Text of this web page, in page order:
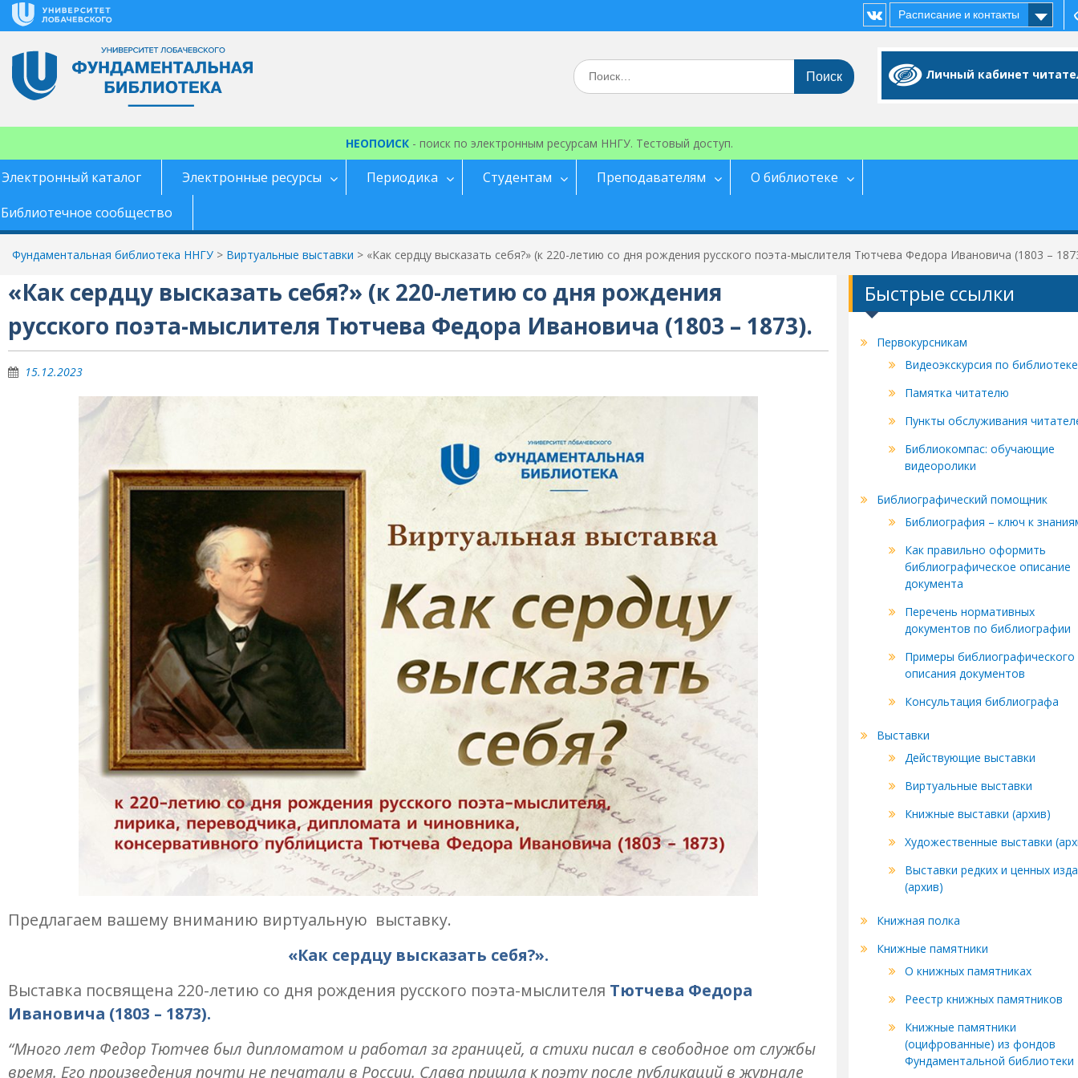
Перейти
Расписание и контакты
Vk
Личный кабинет
Искать:
НЕОПОИСК- поиск по электронным ресурсам ННГУ. Тестовый доступ.
Электронный каталог Электронные ресурсы Периодика Студентам Преподавателям
О библиотеке
Библиотечное сообщество
Фундаментальная библиотека ННГУ > Виртуальные выставки > «Как сердцу высказать себя?» (к 220-летию со дня рождения русского поэта-мыслителя Тютчева Федора Ивановича (1803 –
«Как сердцу высказать себя?» (к 220-летию со дня рождения
русского поэта-мыслителя Тютчева Федора Ивановича (1803 – 1873).
15.12.2023
Предлагаем вашему вниманию виртуальную выставку.
«Как сердцу высказать себя?».
Выставка посвящена 220-летию со дня рождения русского поэта-мыслителя Тютчева Федора
Ивановича (1803 – 1873).
“Много лет Федор Тютчев​ был дипломатом и работал за границей, а стихи​ писал в свободное от службы
время. Его произведения почти не печатали в России. Слава пришла к поэту после публикаций в журнале
Быстрые ссылки
Первокурсникам
Видеоэкскурсия по библиотеке
Памятка читателю
Пункты обслуживания
Библиокомпас: обучающие
видеоролики
Библиографический помощник
Библиография – ключ к
Как правильно оформить
библиографическое описание
документа
Перечень нормативных
документов по библиографии
Примеры библиографического
описания документов
Консультация библиографа
Выставки
Действующие выставки
Виртуальные выставки
Книжные выставки (архив)
Художественные выставки
Выставки редких и ценных
(архив)
Книжная полка
Книжные памятники
О книжных памятниках
Реестр книжных памятников
Книжные памятники
(оцифрованные) из фондов
Фундаментальной библиотеки